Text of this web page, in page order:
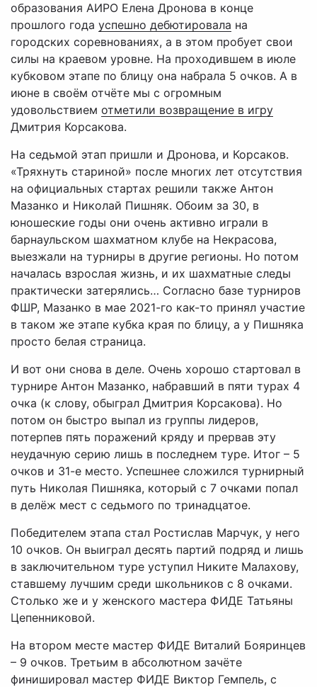
образования АИРО Елена Дронова в конце
прошлого года успешно дебютировала на
городских соревнованиях, а в этом пробует свои
силы на краевом уровне. На проходившем в июле
кубковом этапе по блицу она набрала 5 очков. А в
июне в своём отчёте мы с огромным
удовольствием отметили возвращение в игру
Дмитрия Корсакова.
На седьмой этап пришли и Дронова, и Корсаков.
«Тряхнуть стариной» после многих лет отсутствия
на официальных стартах решили также Антон
Мазанко и Николай Пишняк. Обоим за 30, в
юношеские годы они очень активно играли в
барнаульском шахматном клубе на Некрасова,
выезжали на турниры в другие регионы. Но потом
началась взрослая жизнь, и их шахматные следы
практически затерялись… Согласно базе турниров
ФШР, Мазанко в мае 2021-го как-то принял участие
в таком же этапе кубка края по блицу, а у Пишняка
просто белая страница.
И вот они снова в деле. Очень хорошо стартовал в
турнире Антон Мазанко, набравший в пяти турах 4
очка (к слову, обыграл Дмитрия Корсакова). Но
потом он быстро выпал из группы лидеров,
потерпев пять поражений кряду и прервав эту
неудачную серию лишь в последнем туре. Итог – 5
очков и 31-е место. Успешнее сложился турнирный
путь Николая Пишняка, который с 7 очками попал
в делёж мест с седьмого по тринадцатое.
Победителем этапа стал Ростислав Марчук, у него
10 очков. Он выиграл десять партий подряд и лишь
в заключительном туре уступил Никите Малахову,
ставшему лучшим среди школьников с 8 очками.
Столько же и у женского мастера ФИДЕ Татьяны
Цепенниковой.
На втором месте мастер ФИДЕ Виталий Бояринцев
– 9 очков. Третьим в абсолютном зачёте
финишировал мастер ФИДЕ Виктор Гемпель, с